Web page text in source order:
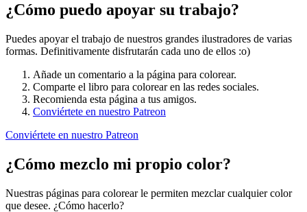
¿Cómo puedo apoyar su trabajo?
Puedes apoyar el trabajo de nuestros grandes ilustradores de varias
formas. Definitivamente disfrutarán cada uno de ellos :o)
Añade un comentario a la página para colorear.
Comparte el libro para colorear en las redes sociales.
Recomienda esta página a tus amigos.
Conviértete en nuestro Patreon
Conviértete en nuestro Patreon
¿Cómo mezclo mi propio color?
Nuestras páginas para colorear le permiten mezclar cualquier color
que desee. ¿Cómo hacerlo?